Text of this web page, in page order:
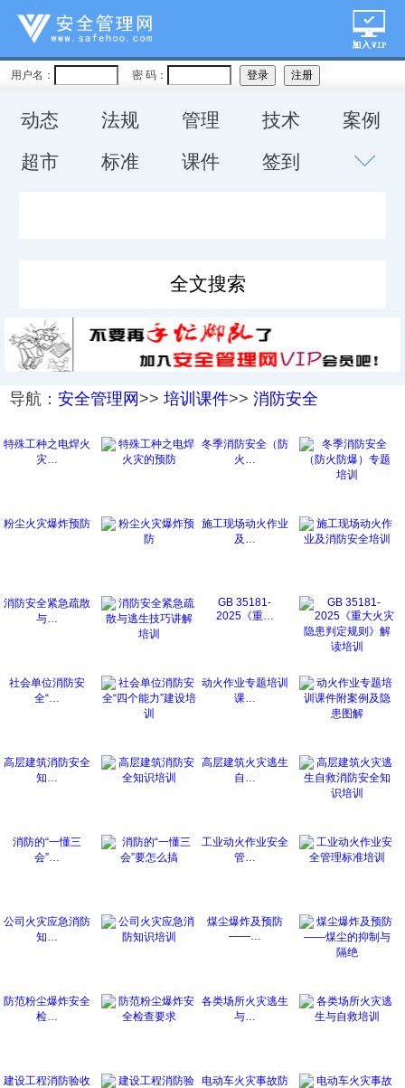
用户名： 密 码：
动态 法规 管理 技术
案例
超市
标准 课件 签到
导航： 安全管理网 >> 培训课件>> 消防安全
特殊工种之电焊火
灾…
冬季消防安全（防
火…
粉尘火灾爆炸预防
施工现场动火作业
及…
消防安全紧急疏散
与…
GB 35181-
2025《重…
社会单位消防安
全“…
动火作业专题培训
课…
高层建筑消防安全
知…
高层建筑火灾逃生
自…
消防的“一懂三
会”…
工业动火作业安全
管…
公司火灾应急消防
知…
煤尘爆炸及预防
——…
防范粉尘爆炸安全
检…
各类场所火灾逃生
与…
建设工程消防验收
电动车火灾事故防